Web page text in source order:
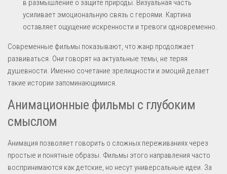
в размышление о защите природы. Визуальная часть
усиливает эмоциональную связь с героями. Картина
оставляет ощущение искренности и тревоги одновременно.
Современные фильмы показывают, что жанр продолжает
развиваться. Они говорят на актуальные темы, не теряя
душевности. Именно сочетание зрелищности и эмоций делает
такие истории запоминающимися.
Анимационные фильмы с глубоким
смыслом
Анимация позволяет говорить о сложных переживаниях через
простые и понятные образы. Фильмы этого направления часто
воспринимаются как детские, но несут универсальные идеи. За